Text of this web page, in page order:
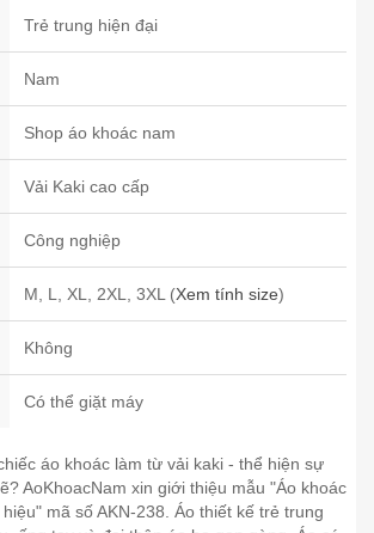
Trẻ trung hiện đại
Nam
Shop áo khoác nam
Vải Kaki cao cấp
Công nghiệp
M, L, XL, 2XL, 3XL (Xem tính size)
Không
Có thể giặt máy
áo khoác làm từ vải kaki - thể hiện sự
AoKhoacNam xin giới thiệu mẫu "Áo khoác
mã số AKN-238. Áo thiết kế trẻ trung